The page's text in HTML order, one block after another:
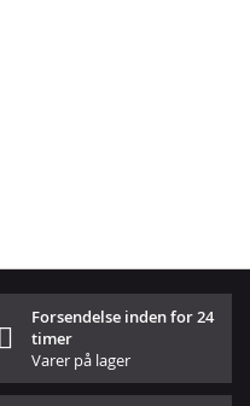
Forsendelse inden for 24
timer
Varer på lager